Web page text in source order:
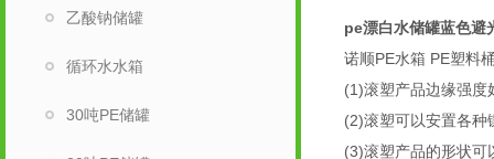
乙酸钠储罐
循环水水箱
30吨PE储罐
pe漂白水储罐蓝色避
诺顺PE水箱 PE塑料
(1)滚塑产品边缘强度
(2)滚塑可以安置各种
(3)滚塑产品的形状可